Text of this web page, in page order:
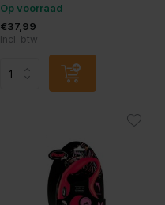
Op voorraad
€37,99
Incl. btw